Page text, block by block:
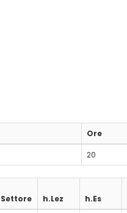
Ore
20
Settore h.Lez h.Es